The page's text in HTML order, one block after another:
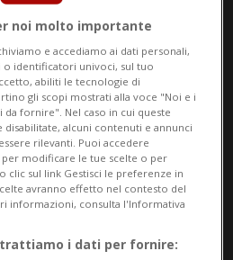
7 mesi
tutte le
sono state
noi molto importante
e accediamo ai dati personali,
o identificatori univoci, sul tuo
abiliti le tecnologie di
gli scopi mostrati alla voce "Noi e i
fornire". Nel caso in cui queste
alcuni contenuti e annunci
rilevanti. Puoi accedere
modificare le tue scelte o per
clic sul link Gestisci le preferenze in
avranno effetto nel contesto del
informazioni, consulta l'Informativa
i dati per fornire: